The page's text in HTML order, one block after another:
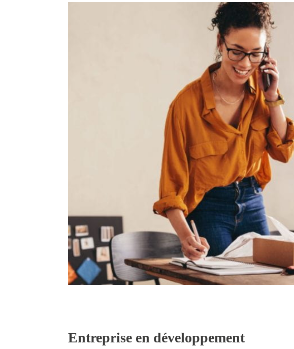
Entreprise en développement